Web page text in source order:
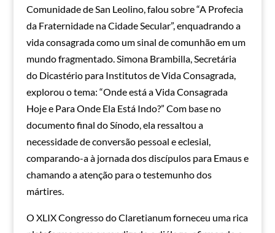
Comunidade de San Leolino, falou sobre “A Profecia
da Fraternidade na Cidade Secular”, enquadrando a
vida consagrada como um sinal de comunhão em um
mundo fragmentado. Simona Brambilla, Secretária
do Dicastério para Institutos de Vida Consagrada,
explorou o tema: “Onde está a Vida Consagrada
Hoje e Para Onde Ela Está Indo?” Com base no
documento final do Sínodo, ela ressaltou a
necessidade de conversão pessoal e eclesial,
comparando-a à jornada dos discípulos para Emaus e
chamando a atenção para o testemunho dos
mártires.
O XLIX Congresso do Claretianum forneceu uma rica